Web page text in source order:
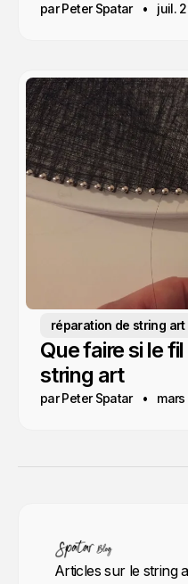
par Peter Spatar juil.
réparation de string art
Que faire si le
string art
par Peter Spatar mars
Articles sur le string